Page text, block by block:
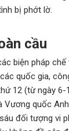
bị phớt lờ.
cầu
biện pháp
quốc gia,
12 (từ ngày
Vương quốc
đối tượng vi